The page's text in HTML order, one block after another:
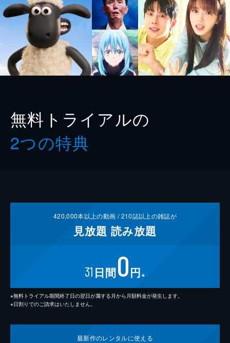
無料トライアルの
2つの特典
420,000本以上の動画 /210誌以上の雑誌が
見放題 読み放題
31 日間0円 ※
※無料トライアル期間終了日の翌日が属する月から月額料金が発生します。
※日割りでのご請求はいたしません。
最新作のレンタルに使える